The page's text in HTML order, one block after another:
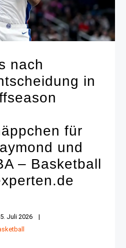
nach
in
für
und
– Basketball
Juli 2026